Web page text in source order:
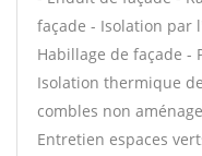
façade - Isolation par
Habillage de façade -
Isolation thermique
combles non
Entretien espaces